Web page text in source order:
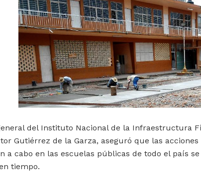
del Instituto Nacional de la Infraestructura
Gutiérrez de la Garza, aseguró que las acciones
a cabo en las escuelas públicas de todo el país
tiempo.